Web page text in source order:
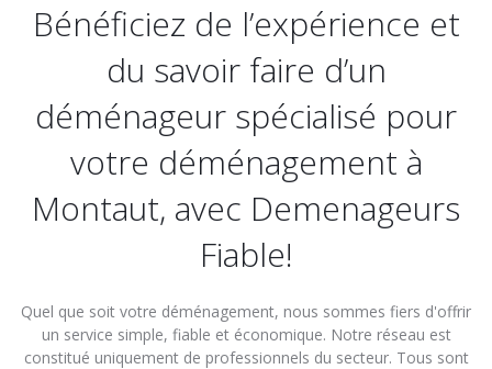
Bénéficiez de l’expérience et
du savoir faire d’un
déménageur spécialisé pour
votre déménagement à
Montaut, avec Demenageurs
Fiable!
Quel que soit votre déménagement, nous sommes fiers d'offrir
un service simple, fiable et économique. Notre réseau est
constitué uniquement de professionnels du secteur. Tous sont